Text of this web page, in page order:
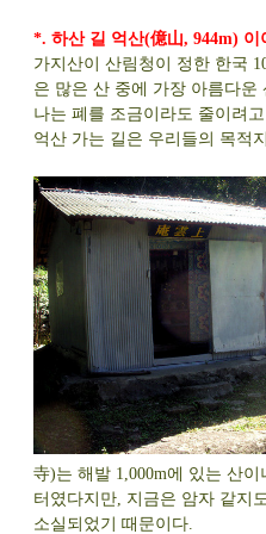
*. 하산 길 억산(億山, 944m) 이
가지산이 산림청이 정한 한국
은 많은 산 중에 가장 아름다
나는 폐를 조금이라도 줄이려
억산 가는 길은 우리들의 목적
寺)는 해발 1,000m에 있는 산
터였다지만, 지금은 암자 같지
소실되었기 때문이다.